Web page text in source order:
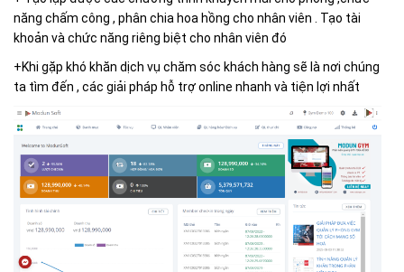
năng chấm công , phân chia hoa hồng cho nhân viên . Tạo tài
khoản và chức năng riêng biệt cho nhân viên đó
+Khi gặp khó khăn dịch vụ chăm sóc khách hàng sẽ là nơi chúng
ta tìm đến , các giải pháp hỗ trợ online nhanh và tiện lợi nhất